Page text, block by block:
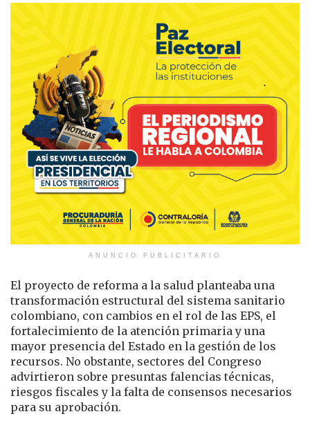
ANUNCIO PUBLICITARIO
El proyecto de reforma a la salud planteaba una
transformación estructural del sistema sanitario
colombiano, con cambios en el rol de las EPS, el
fortalecimiento de la atención primaria y una
mayor presencia del Estado en la gestión de los
recursos. No obstante, sectores del Congreso
advirtieron sobre presuntas falencias técnicas,
riesgos fiscales y la falta de consensos necesarios
para su aprobación.